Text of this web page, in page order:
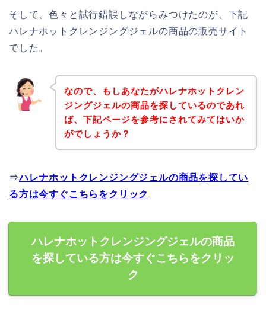
そして、色々と試行錯誤しながらみつけたのが、下記
ハレナホットクレンジングジェルの商品の販売サイト
でした。
なので、もしあなたがハレナホットクレン
ジングジェルの商品を探しているのであれ
ば、下記ページを参考にされてみてはいか
がでしょうか？
⇒ハレナホットクレンジングジェルの商品を探してい
る方は今すぐこちらをクリック
ハレナホットクレンジングジェルの商品
を探している方は今すぐこちらをクリッ
ク